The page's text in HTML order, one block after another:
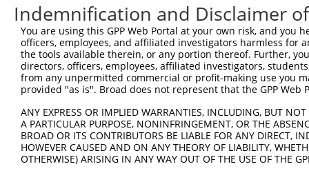
Indemnification and Disclaimer
You are using this GPP Web Portal at your own risk, and
officers, employees, and affiliated investigators harmless for
the tools available therein, or any portion thereof. Further,
directors, officers, employees, affiliated investigators,
from any unpermitted commercial or profit-making use you
provided "as is". Broad does not represent that the GPP
ANY EXPRESS OR IMPLIED WARRANTIES, INCLUDING, BUT
A PARTICULAR PURPOSE, NONINFRINGEMENT, OR THE
BROAD OR ITS CONTRIBUTORS BE LIABLE FOR ANY DIRECT,
HOWEVER CAUSED AND ON ANY THEORY OF LIABILITY,
OTHERWISE) ARISING IN ANY WAY OUT OF THE USE OF THE